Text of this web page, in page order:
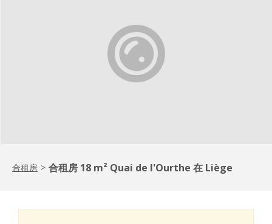
合租房 > 合租房 18 m² Quai de l'Ourthe 在 Liège